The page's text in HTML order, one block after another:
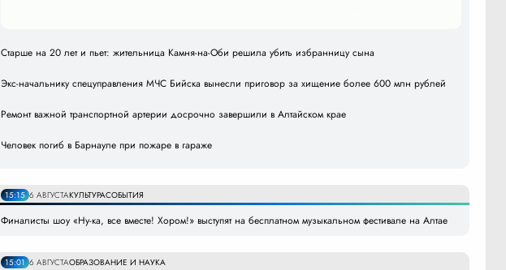
Старше на 20 лет и пьет: жительница Камня-на-Оби решила убить избранницу сына
Экс-начальнику спецуправления МЧС Бийска вынесли приговор за хищение более 600 млн рублей
Ремонт важной транспортной артерии досрочно завершили в Алтайском крае
Человек погиб в Барнауле при пожаре в гараже
15:15 6 АВГУСТАКУЛЬТУРАСОБЫТИЯ
Финалисты шоу «Ну-ка, все вместе! Хором!» выступят на бесплатном музыкальном фестивале на Алтае
15:01 6 АВГУСТАОБРАЗОВАНИЕ И НАУКА